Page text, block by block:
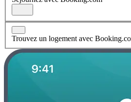
Trouvez un logement avec